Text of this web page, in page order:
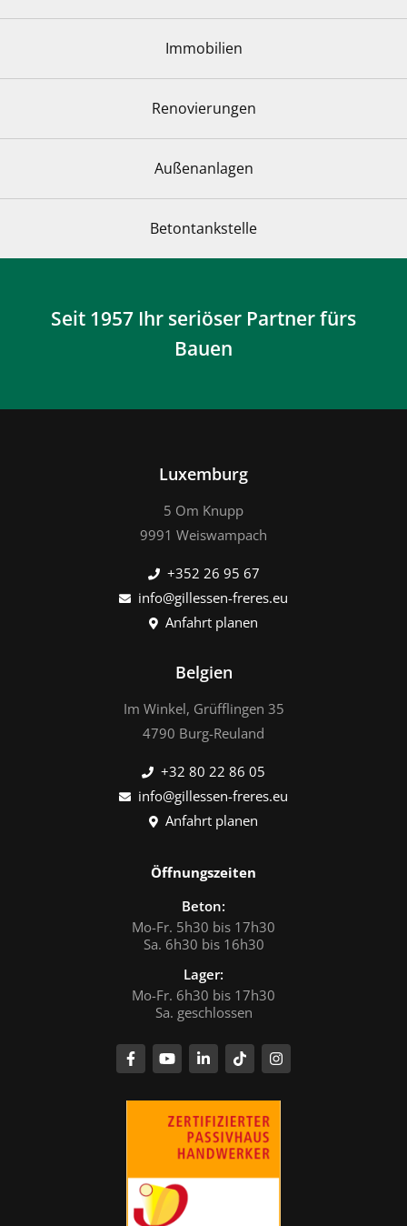
Immobilien
Renovierungen
Außenanlagen
Betontankstelle
Seit 1957 Ihr seriöser Partner fürs
Bauen
Luxemburg
5 Om Knupp
9991 Weiswampach
+352 26 95 67
info@gillessen-freres.eu
Anfahrt planen
Belgien
Im Winkel, Grüfflingen 35
4790 Burg-Reuland
+32 80 22 86 05
info@gillessen-freres.eu
Anfahrt planen
Öffnungszeiten
Beton:
Mo-Fr. 5h30 bis 17h30
Sa. 6h30 bis 16h30
Lager:
Mo-Fr. 6h30 bis 17h30
Sa. geschlossen